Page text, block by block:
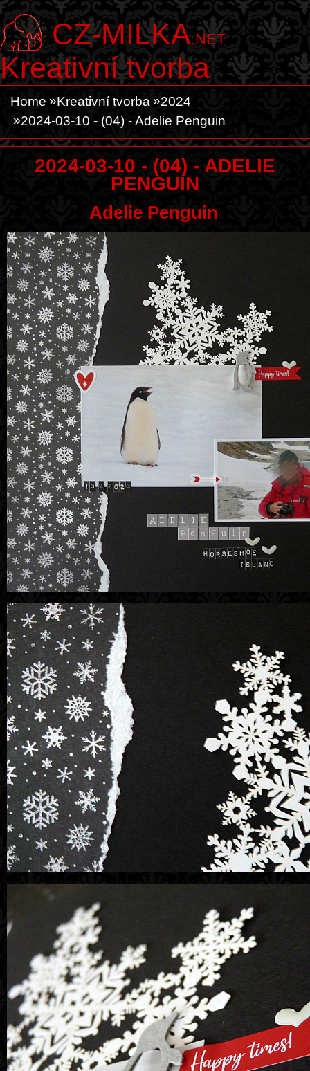
CZ-MILKA.NET
Kreativní tvorba
Home Kreativní tvorba
2024
2024-03-10 - (04) - Adelie Penguin
2024-03-10 - (04) - ADELIE
PENGUIN
Adelie Penguin